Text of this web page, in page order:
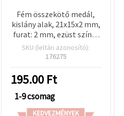
Fém összekötő medál,
kislány alak, 21x15x2 mm,
furat: 2 mm, ezüst színű,
ékszerkészítési kellék – 2
db
SKU (leltári azonosító):
176275
195.00 Ft
1-9 csomag
KEDVEZMÉNYEK